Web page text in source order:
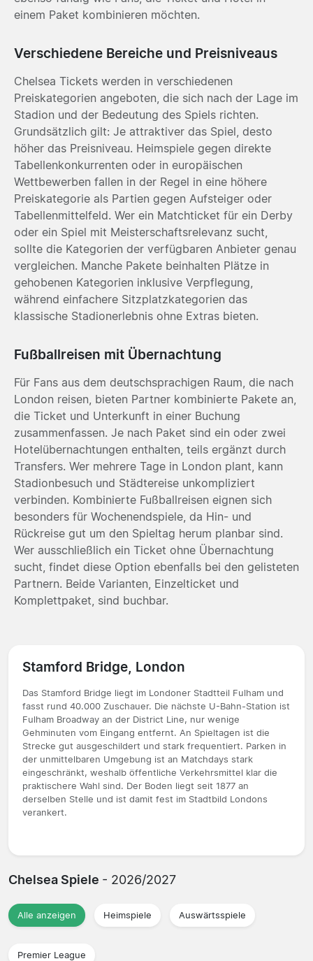
einem Paket kombinieren möchten.
Verschiedene Bereiche und Preisniveaus
Chelsea Tickets werden in verschiedenen
Preiskategorien angeboten, die sich nach der Lage im
Stadion und der Bedeutung des Spiels richten.
Grundsätzlich gilt: Je attraktiver das Spiel, desto
höher das Preisniveau. Heimspiele gegen direkte
Tabellenkonkurrenten oder in europäischen
Wettbewerben fallen in der Regel in eine höhere
Preiskategorie als Partien gegen Aufsteiger oder
Tabellenmittelfeld. Wer ein Matchticket für ein Derby
oder ein Spiel mit Meisterschaftsrelevanz sucht,
sollte die Kategorien der verfügbaren Anbieter genau
vergleichen. Manche Pakete beinhalten Plätze in
gehobenen Kategorien inklusive Verpflegung,
während einfachere Sitzplatzkategorien das
klassische Stadionerlebnis ohne Extras bieten.
Fußballreisen mit Übernachtung
Für Fans aus dem deutschsprachigen Raum, die nach
London reisen, bieten Partner kombinierte Pakete an,
die Ticket und Unterkunft in einer Buchung
zusammenfassen. Je nach Paket sind ein oder zwei
Hotelübernachtungen enthalten, teils ergänzt durch
Transfers. Wer mehrere Tage in London plant, kann
Stadionbesuch und Städtereise unkompliziert
verbinden. Kombinierte Fußballreisen eignen sich
besonders für Wochenendspiele, da Hin- und
Rückreise gut um den Spieltag herum planbar sind.
Wer ausschließlich ein Ticket ohne Übernachtung
sucht, findet diese Option ebenfalls bei den gelisteten
Partnern. Beide Varianten, Einzelticket und
Komplettpaket, sind buchbar.
Stamford Bridge, London
Das Stamford Bridge liegt im Londoner Stadtteil Fulham und
fasst rund 40.000 Zuschauer. Die nächste U-Bahn-Station ist
Fulham Broadway an der District Line, nur wenige
Gehminuten vom Eingang entfernt. An Spieltagen ist die
Strecke gut ausgeschildert und stark frequentiert. Parken in
der unmittelbaren Umgebung ist an Matchdays stark
eingeschränkt, weshalb öffentliche Verkehrsmittel klar die
praktischere Wahl sind. Der Boden liegt seit 1877 an
derselben Stelle und ist damit fest im Stadtbild Londons
verankert.
Chelsea Spiele - 2026/2027
Alle anzeigen Heimspiele Auswärtsspiele
Premier League